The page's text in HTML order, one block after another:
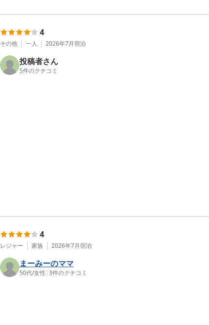
4
その他 一人 2026年7月宿泊
投稿者さん
5件のクチコミ
4
レジャー 家族 2026年7月宿泊
まーみーのママ
50代/女性 |3件のクチコミ